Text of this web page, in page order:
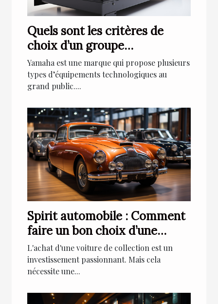
Quels sont les critères de
choix d’un groupe
électrogène Yamaha ?
Yamaha est une marque qui propose plusieurs
types d’équipements technologiques au
grand public....
Spirit automobile : Comment
faire un bon choix d’une
voiture de collection ?
L'achat d'une voiture de collection est un
investissement passionnant. Mais cela
nécessite une...